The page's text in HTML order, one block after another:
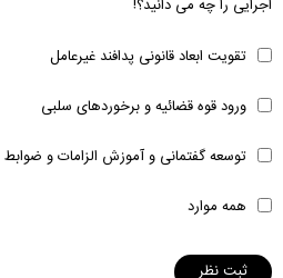
اجرایی را چه می دانید؟!
تقویت ابعاد قانونی پدافند غیرعامل
ورود قوه قضائیه و برخوردهای سلبی
توسعه گفتمانی و آموزش الزامات و ضوابط
همه موارد